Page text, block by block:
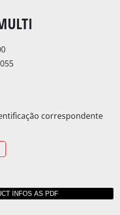
correspondente